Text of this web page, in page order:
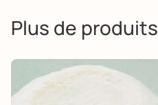
Plus de produits